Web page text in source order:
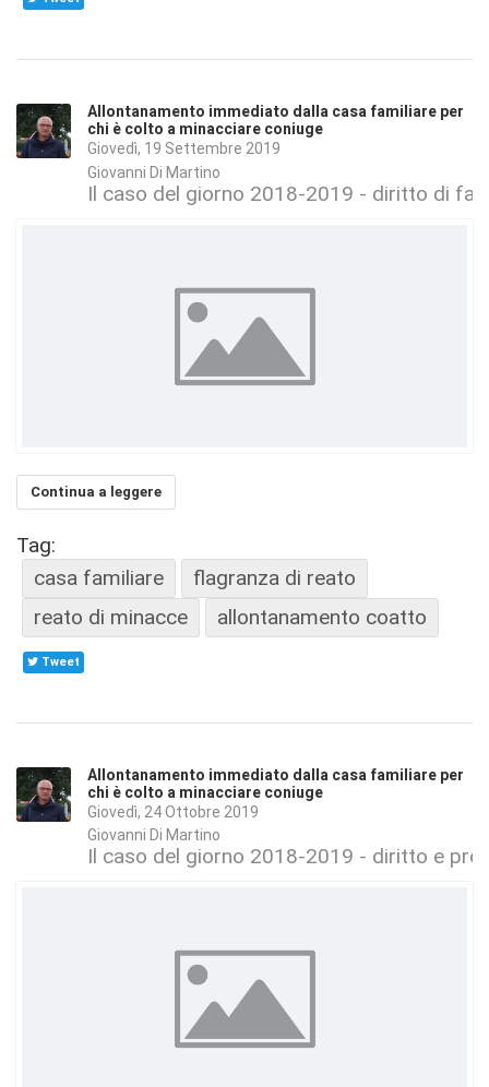
Allontanamento immediato dalla casa familiare per
chi è colto a minacciare coniuge
Giovedì, 19 Settembre 2019
Giovanni Di Martino
Il caso del giorno 2018-2019 - diritto di
Continua a leggere
Tag:
casa familiare
flagranza di reato
reato di minacce
allontanamento coatto
Tweet
Allontanamento immediato dalla casa familiare per
chi è colto a minacciare coniuge
Giovedì, 24 Ottobre 2019
Giovanni Di Martino
Il caso del giorno 2018-2019 - diritto e